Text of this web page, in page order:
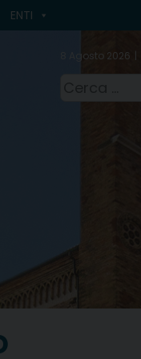
ENTI
8 Agosto 2026
per: